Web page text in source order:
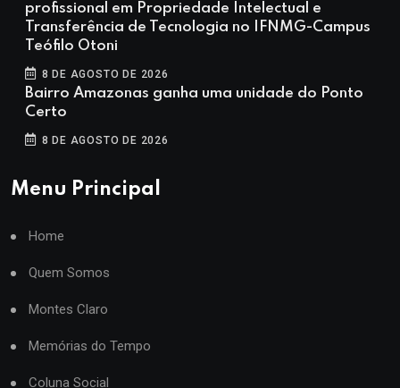
profissional em Propriedade Intelectual e
Transferência de Tecnologia no IFNMG-Campus
Teófilo Otoni
8 DE AGOSTO DE 2026
Bairro Amazonas ganha uma unidade do Ponto
Certo
8 DE AGOSTO DE 2026
Menu Principal
Home
Quem Somos
Montes Claro
Memórias do Tempo
Coluna Social